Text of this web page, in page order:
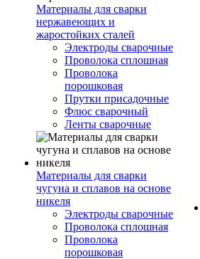
Материалы для сварки
нержавеющих и
жаростойких сталей
Электроды сварочные
Проволока сплошная
Проволока
порошковая
Прутки присадочные
Флюс сварочный
Ленты сварочные
Материалы для сварки
чугуна и сплавов на основе
никеля
Электроды сварочные
Проволока сплошная
Проволока
порошковая